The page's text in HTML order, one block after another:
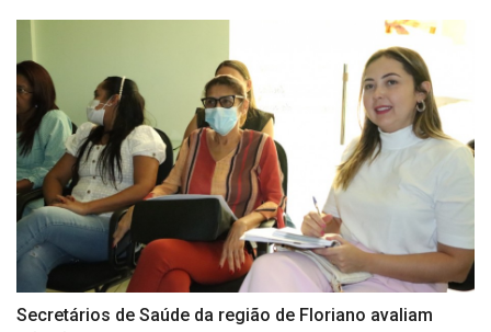
Secretários de Saúde da região de Floriano avaliam